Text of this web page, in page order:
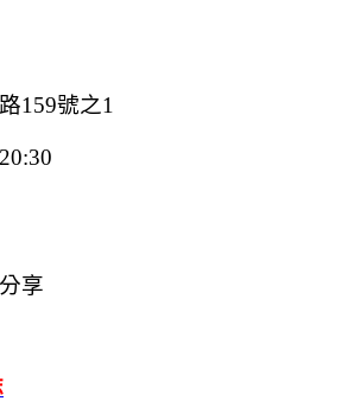
159號之1
享